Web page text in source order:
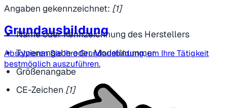
Angaben gekennzeichnet: [1]
Name oder Kennzeichnung des Herstellers
Typenangabe oder Modellnummer
Größenangabe
CE-Zeichen [1]
Grundausbildung
Absolvieren Sie Ihre Grundausbildung, um Ihre Tätigkeit
bestmöglich auszuführen.